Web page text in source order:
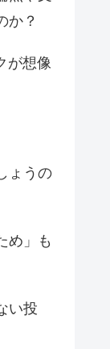
か？
が想像
ょうの
め」も
い投